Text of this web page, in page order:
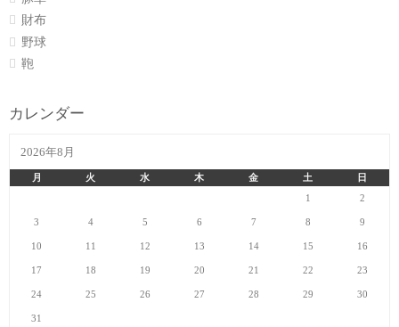
財布
野球
鞄
カレンダー
2026年8月
月 火 水 木 金 土
日
1
2
3 4 5 6 7 8 9
10 11 12 13 14 15 16
17 18 19 20 21 22 23
24 25 26 27 28 29 30
31